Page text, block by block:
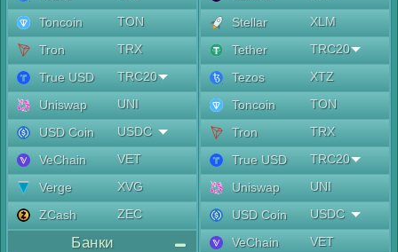
Toncoin
TON
Tron
TRX
True USD
TRC20
Uniswap
UNI
USD Coin
USDC
VeChain
VET
Verge
XVG
ZCash
ZEC
Банки
Stellar
XLM
Tether
TRC20
Tezos
XTZ
Toncoin
TON
Tron
TRX
True USD
TRC20
Uniswap
UNI
USD Coin
USDC
VeChain
VET